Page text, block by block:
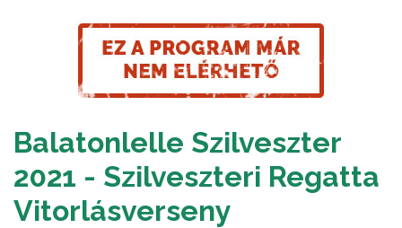
Balatonlelle Szilveszter
2021 - Szilveszteri Regatta
Vitorlásverseny